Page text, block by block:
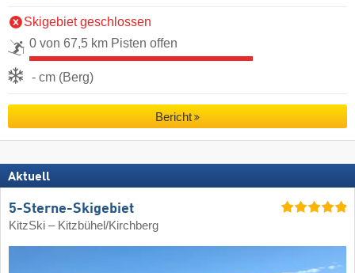
Skigebiet geschlossen
0 von 67,5 km Pisten offen
- cm (Berg)
Bericht
Aktuell
5-Sterne-Skigebiet
KitzSki – Kitzbühel/​Kirchberg